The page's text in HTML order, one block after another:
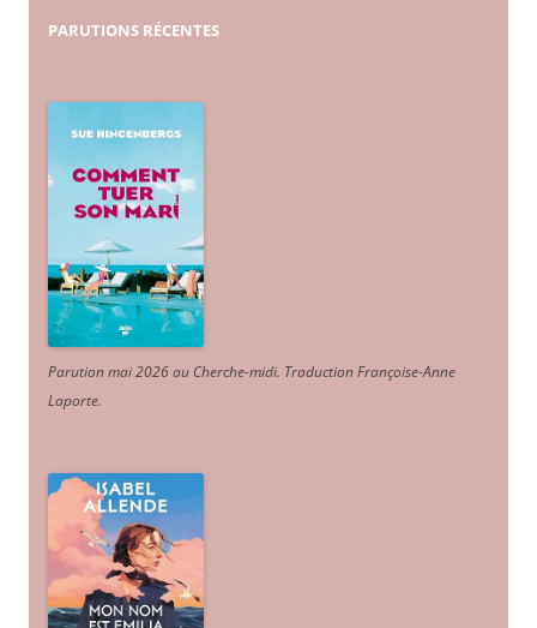
PARUTIONS RÉCENTES
Parution mai 2026 au Cherche-midi. Traduction Françoise-Anne
Laporte.